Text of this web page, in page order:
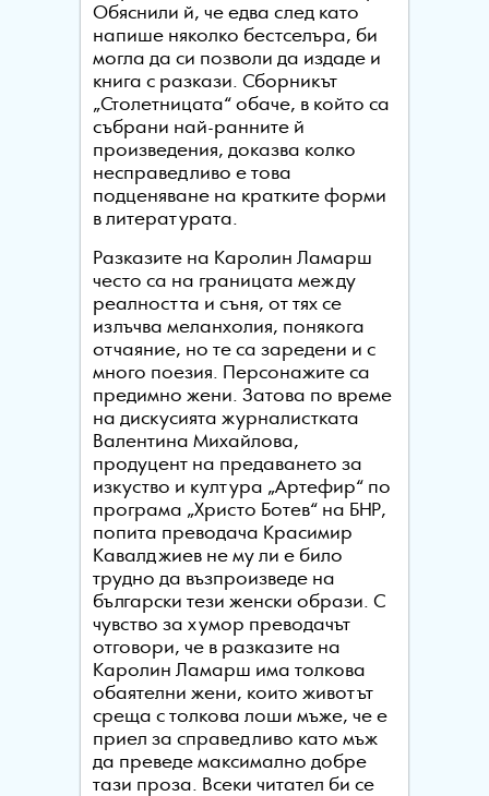
Обяснили й, че едва след като
напише няколко бестселъра, би
могла да си позволи да издаде и
книга с разкази. Сборникът
„Столетницата“ обаче, в който са
събрани най-ранните й
произведения, доказва колко
несправедливо е това
подценяване на кратките форми
в литературата.
Разказите на Каролин Ламарш
често са на границата между
реалността и съня, от тях се
излъчва меланхолия, понякога
отчаяние, но те са заредени и с
много поезия. Персонажите са
предимно жени. Затова по време
на дискусията журналистката
Валентина Михайлова,
продуцент на предаването за
изкуство и култура „Артефир“ по
програма „Христо Ботев“ на БНР,
попита преводача Красимир
Кавалджиев не му ли е било
трудно да възпроизведе на
български тези женски образи. С
чувство за хумор преводачът
отговори, че в разказите на
Каролин Ламарш има толкова
обаятелни жени, които животът
среща с толкова лоши мъже, че е
приел за справедливо като мъж
да преведе максимално добре
тази проза. Всеки читател би се